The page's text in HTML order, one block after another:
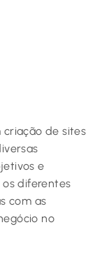
criação de sites
e
diferentes
com as
no